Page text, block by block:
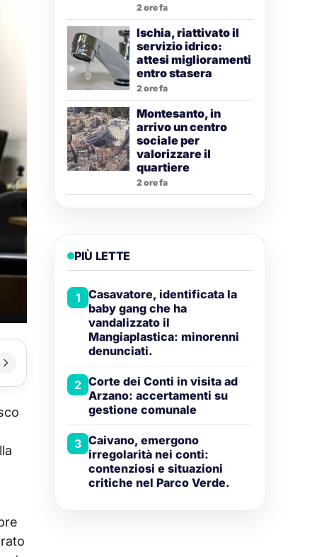
2 ore fa
Ischia, riattivato il
servizio idrico:
attesi miglioramenti
entro stasera
2 ore fa
Montesanto, in
arrivo un centro
sociale per
valorizzare il
quartiere
2 ore fa
PIÙ LETTE
1 Casavatore, identificata la
baby gang che ha
vandalizzato il
Mangiaplastica: minorenni
denunciati.
2 Corte dei Conti in visita ad
Arzano: accertamenti su
gestione comunale
3 Caivano, emergono
irregolarità nei conti:
contenziosi e situazioni
critiche nel Parco Verde.